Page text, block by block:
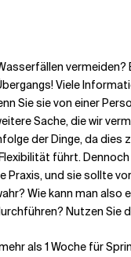
vermeiden?
Viele
Sie sie von einer
Sache, die wir
der Dinge, da dies
führt.
Praxis, und sie sollte
Wie kann man also
Nutzen Sie
als 1 Woche für